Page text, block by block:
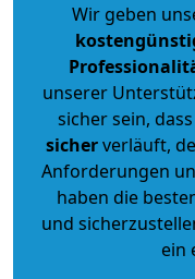
Wir geben
unserer
sicher sein,
sicherverläuft,
Anforderungen
haben die
und
ein